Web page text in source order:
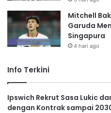
Mitchell
Garuda
Singapura
4 hari ago
Info Terkini
Ipswich Rekrut Sasa Lukic
dengan Kontrak sampai